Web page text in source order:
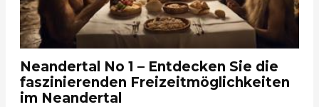
Neandertal No 1 – Entdecken Sie die
faszinierenden Freizeitmöglichkeiten
im Neandertal